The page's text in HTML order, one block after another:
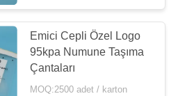
Emici Cepli Özel Logo
95kpa Numune Taşıma
Çantaları
MOQ:2500 adet / karton